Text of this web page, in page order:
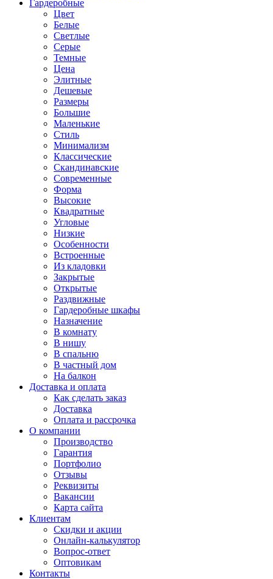
Гардеробные
Цвет
Белые
Светлые
Серые
Темные
Цена
Элитные
Дешевые
Размеры
Большие
Маленькие
Стиль
Минимализм
Классические
Скандинавские
Современные
Форма
Высокие
Квадратные
Угловые
Низкие
Особенности
Встроенные
Из кладовки
Закрытые
Открытые
Раздвижные
Гардеробные шкафы
Назначение
В комнату
В нишу
В спальню
В частный дом
На балкон
Доставка и оплата
Как сделать заказ
Доставка
Оплата и рассрочка
О компании
Производство
Гарантия
Портфолио
Отзывы
Реквизиты
Вакансии
Карта сайта
Клиентам
Скидки и акции
Онлайн-калькулятор
Вопрос-ответ
Оптовикам
Контакты